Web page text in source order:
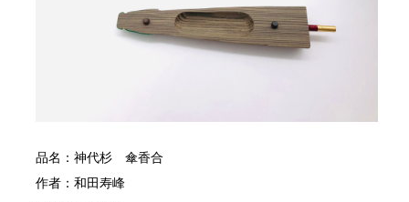
品名：神代杉 傘香合
作者：和田寿峰